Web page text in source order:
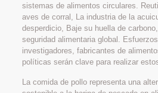
sistemas de alimentos circulares.
aves de corral, La industria de la
desperdicio, Baje su huella de
seguridad alimentaria global.
investigadores, fabricantes de
políticas serán clave para realizar
La comida de pollo representa una